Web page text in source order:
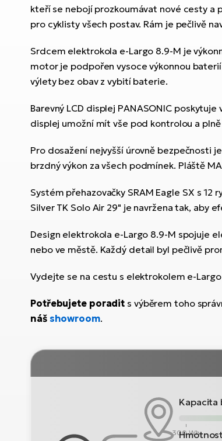
kteří se nebojí prozkoumávat nové cesty a
pro cyklisty všech postav. Rám je pečlivě
Srdcem elektrokola e-Largo 8.9-M je
motor je podpořen vysoce výkonnou
výlety bez obav z vybití baterie.
Barevný LCD displej PANASONIC
displej umožní mít vše pod kontrolou a
Pro dosažení nejvyšší úrovně bezpečnosti
brzdný výkon za všech podmínek. Pláště
Systém přehazovačky SRAM Eagle SX s
Silver TK Solo Air 29" je navržena tak, aby
Design elektrokola e-Largo 8.9-M spojuje
nebo ve městě. Každý detail byl pečlivě
Vydejte se na cestu s elektrokolem e-
Potřebujete poradit s výběrem toho
náš showroom.
Kapacita
300 Wh